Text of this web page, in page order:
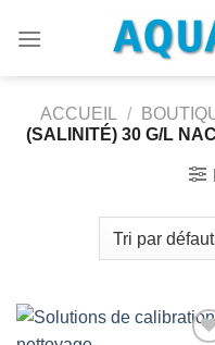
ACCUEIL /
(SALINITÉ) 30 G/L